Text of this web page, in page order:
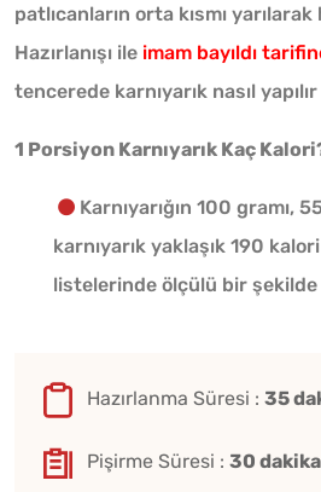
patlıcanların orta kısmı
Hazırlanışı ile imam bayıldı
tencerede karnıyarık nasıl
1 Porsiyon Karnıyarık Kaç
Karnıyarığın 100 gramı,
karnıyarık yaklaşık 190
listelerinde ölçülü bir
Hazırlanma Süresi : 35
Pişirme Süresi : 30 dakika